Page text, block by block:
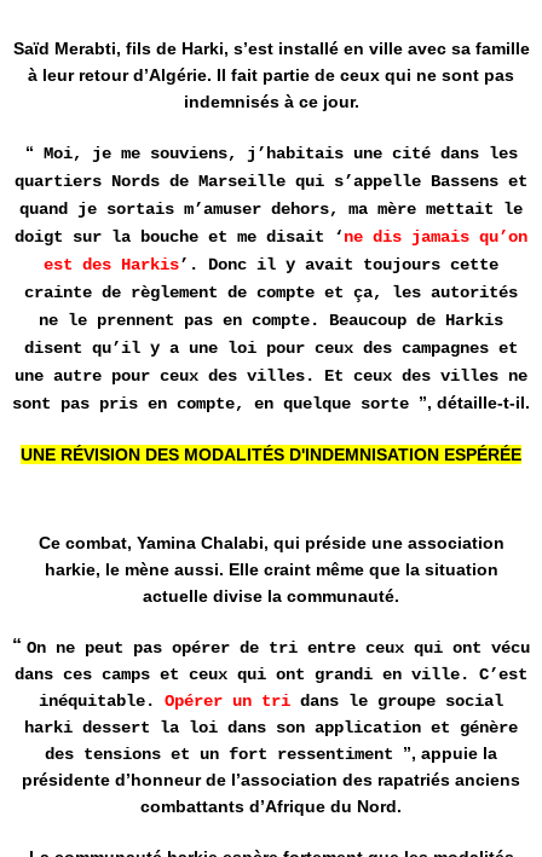
Saïd Merabti, fils de Harki, s’est installé en ville avec sa famille
à leur retour d’Algérie. Il fait partie de ceux qui ne sont pas
indemnisés à ce jour.
“ Moi, je me souviens, j’habitais une cité dans les
quartiers Nords de Marseille qui s’appelle Bassens et
quand je sortais m’amuser dehors, ma mère mettait le
doigt sur la bouche et me disait ‘ne dis jamais qu’on
est des Harkis’. Donc il y avait toujours cette
crainte de règlement de compte et ça, les autorités
ne le prennent pas en compte. Beaucoup de Harkis
disent qu’il y a une loi pour ceux des campagnes et
une autre pour ceux des villes. Et ceux des villes ne
sont pas pris en compte, en quelque sorte ”, détaille-t-il.
UNE RÉVISION DES MODALITÉS D'INDEMNISATION ESPÉRÉE
Ce combat, Yamina Chalabi, qui préside une association
harkie, le mène aussi. Elle craint même que la situation
actuelle divise la communauté.
“ On ne peut pas opérer de tri entre ceux qui ont vécu
dans ces camps et ceux qui ont grandi en ville. C’est
inéquitable. Opérer un tri dans le groupe social
harki dessert la loi dans son application et génère
des tensions et un fort ressentiment ”, appuie la
présidente d’honneur de l’association des rapatriés anciens
combattants d’Afrique du Nord.